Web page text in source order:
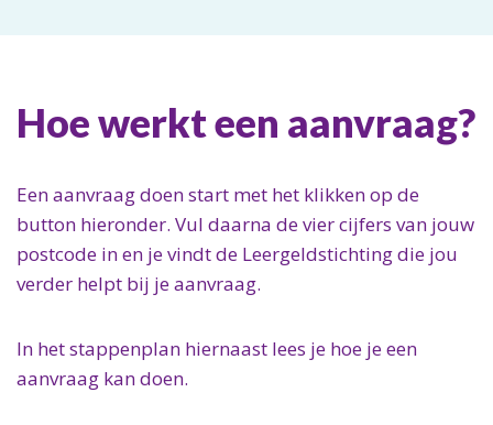
Hoe werkt een aanvraag?
Een aanvraag doen start met het klikken op de
button hieronder. Vul daarna de vier cijfers van jouw
postcode in en je vindt de Leergeldstichting die jou
verder helpt bij je aanvraag.
In het stappenplan hiernaast lees je hoe je een
aanvraag kan doen.